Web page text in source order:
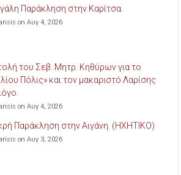
Παράκληση στην Καρίτσα.
on Αυγ 4, 2026
του Σεβ. Μητρ. Κηθύρων για το
Πόλις» και τον μακαριστό Λαρίσης
on Αυγ 4, 2026
Παράκληση στην Αιγάνη. (ΗΧΗΤΙΚΟ)
on Αυγ 3, 2026